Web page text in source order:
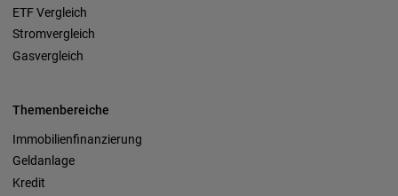
ETF Vergleich
Stromvergleich
Gasvergleich
Themenbereiche
Immobilienfinanzierung
Geldanlage
Kredit